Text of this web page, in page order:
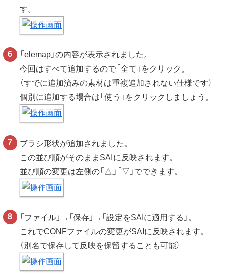
す。
「elemap」の内容が表示されました。
今回はすべて追加するので「全て」をクリック。
（すでに追加済みの素材は重複追加されない仕様です）
個別に追加する場合は「使う」をクリックしましょう。
ブラシ形状が追加されました。
この並び順がそのままSAIに反映されます。
並び順の変更は左側の「△」「▽」でできます。
「ファイル」→「保存」→「設定をSAIに適用する」。
これでCONFファイルの変更がSAIに反映されます。
（別名で保存して反映を保留することも可能）